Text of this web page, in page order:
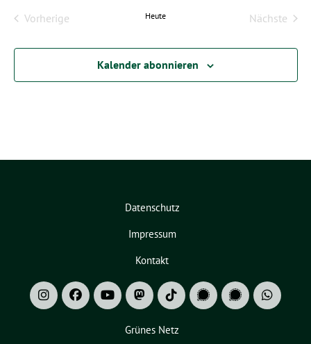
Vorherige
Heute
Nächste
Kalender abonnieren
Datenschutz
Impressum
Kontakt
Grünes Netz